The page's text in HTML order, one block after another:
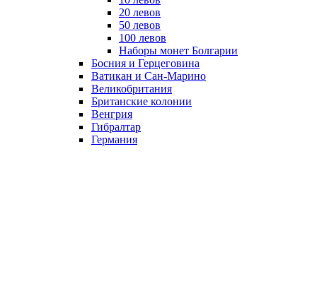
20 левов
50 левов
100 левов
Наборы монет Болгарии
Босния и Герцеговина
Ватикан и Сан-Марино
Великобритания
Британские колонии
Венгрия
Гибралтар
Германия